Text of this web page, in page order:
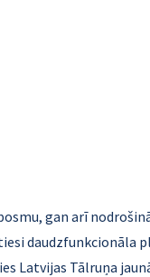
gan arī
daudzfunkcionāla
Latvijas Tālruņa